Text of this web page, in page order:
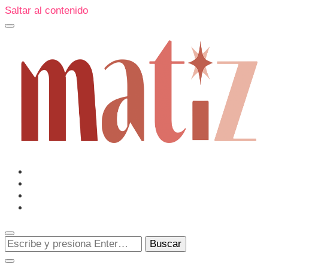
Saltar al contenido
Matiz
Un espacio editorial donde pongo en palabras aquello que
me sorprenden o creo que merecen ser descubiertas.
¿Buscas
algo?